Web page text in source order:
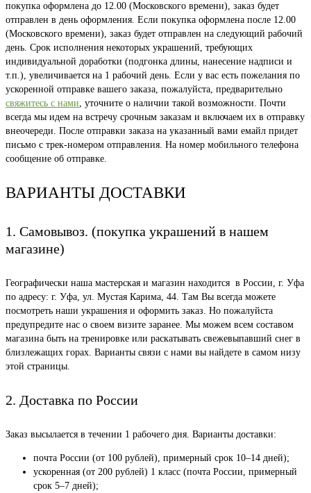
покупка оформлена до 12.00 (Московского времени), заказ будет
отправлен в день оформления. Если покупка оформлена после 12.00
(Московского времени), заказ будет отправлен на следующий рабочий
день. Срок исполнения некоторых украшений, требующих
индивидуальной доработки (подгонка длины, нанесение надписи и
т.п.), увеличивается на 1 рабочий день. Если у вас есть пожелания по
ускоренной отправке вашего заказа, пожалуйста, предварительно
свяжитесь с нами, уточните о наличии такой возможности. Почти
всегда мы идем на встречу срочным заказам и включаем их в отправку
внеочереди. После отправки заказа на указанный вами емайл придет
письмо с трек-номером отправления. На номер мобильного телефона
сообщение об отправке.
ВАРИАНТЫ ДОСТАВКИ
1. Самовывоз. (покупка украшений в нашем
магазине)
Географически наша мастерская и магазин находится в России, г. Уфа
по адресу: г. Уфа, ул. Мустая Карима, 44. Там Вы всегда можете
посмотреть наши украшения и оформить заказ. Но пожалуйста
предупредите нас о своем визите заранее. Мы можем всем составом
магазина быть на тренировке или раскатывать свежевыпавший снег в
близлежащих горах. Варианты связи с нами вы найдете в самом низу
этой страницы.
2. Доставка по России
Заказ высылается в течении 1 рабочего дня. Варианты доставки:
почта России (от 100 рублей), примерный срок 10–14 дней);
ускоренная (от 200 рублей) 1 класс (почта России, примерный
срок 5–7 дней);